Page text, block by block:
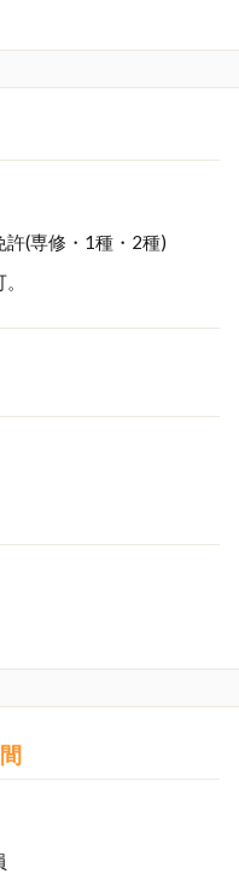
許(専修・1種・2種)